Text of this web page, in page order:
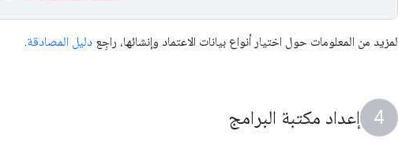
لمزيد من المعلومات حول اختيار أنواع بيانات الاعتماد وإنشائها، راجِع دليل المصادقة.
إعداد مكتبة البرامج